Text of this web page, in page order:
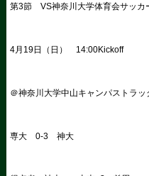
第3節 VS神奈川大学体育会サッカ
4月19日（日） 14:00Kickoff
＠神奈川大学中山キャンパストラッ
専大 0-3 神大